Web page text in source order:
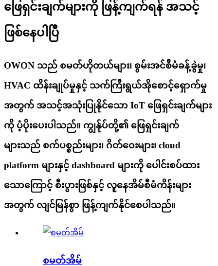
ဖြေရှင်းချက်များကို ဖြန့်ကျက်ရန် အသင့်
ဖြစ်နေပါပြီ
OWON သည် စမတ်ဟိုတယ်များ၊ စွမ်းအင်စီမံခန့်ခွဲမှု၊
HVAC ထိန်းချုပ်မှုနှင့် သက်ကြီးရွယ်အိုစောင့်ရှောက်မှု
အတွက် အသင့်အသုံးပြုနိုင်သော IoT ဖြေရှင်းချက်များ
ကို ပံ့ပိုးပေးပါသည်။ ကျွန်ုပ်တို့၏ ဖြေရှင်းချက်
များသည် စက်ပစ္စည်းများ၊ ဂိတ်ဝေးများ၊ cloud
platform များနှင့် dashboard များကို ပေါင်းစပ်ထား
သောကြောင့် စီးပွားဖြစ်နှင့် လူနေအိမ်စီမံကိန်းများ
အတွက် လျင်မြန်စွာ ဖြန့်ကျက်နိုင်စေပါသည်။
စမတ်အိမ်